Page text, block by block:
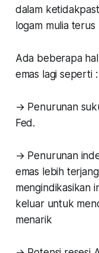
dalam
logam mulia terus
Ada beberapa
emas lagi seperti :
→ Penurunan
Fed.
→ Penurunan
emas lebih
mengindikasikan
keluar untuk
menarik